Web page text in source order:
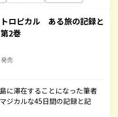
ロピカル ある旅の記録と
2巻
売
に滞在することになった筆者
ジカルな45日間の記録と記